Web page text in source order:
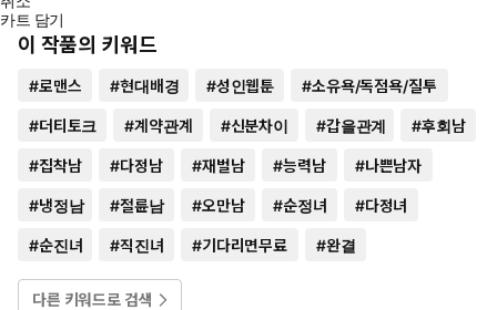
카트 담기
이 작품의 키워드
#로맨스 #현대배경 #성인웹툰 #소유욕/독점욕/질투
#더티토크 #계약관계 #신분차이 #갑을관계 #후회남
#집착남 #다정남 #재벌남 #능력남 #나쁜남자
#냉정남 #절륜남 #오만남 #순정녀 #다정녀
#순진녀 #직진녀 #기다리면무료 #완결
다른 키워드로 검색